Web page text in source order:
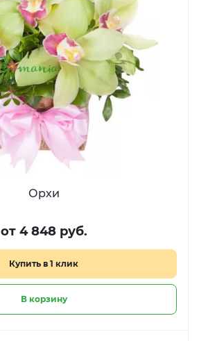
Орхи
от 4 848 руб.
Купить в 1 клик
В корзину